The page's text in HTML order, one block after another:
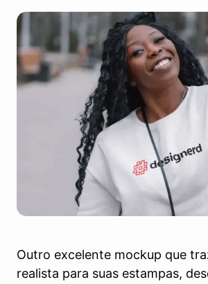
Outro excelente mockup que
realista para suas estampas,